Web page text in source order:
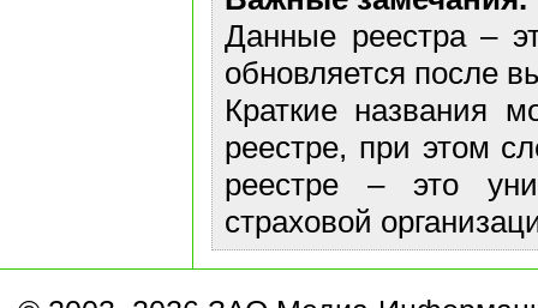
Данные реестра –
обновляется после
Краткие названия
реестре, при этом
реестре – это
страховой